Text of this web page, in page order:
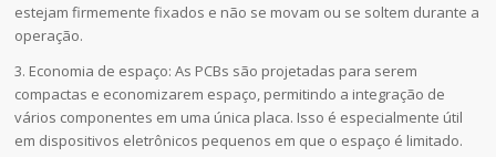
estejam firmemente fixados e não se movam ou se soltem durante a
operação.
3. Economia de espaço: As PCBs são projetadas para serem
compactas e economizarem espaço, permitindo a integração de
vários componentes em uma única placa. Isso é especialmente útil
em dispositivos eletrônicos pequenos em que o espaço é limitado.